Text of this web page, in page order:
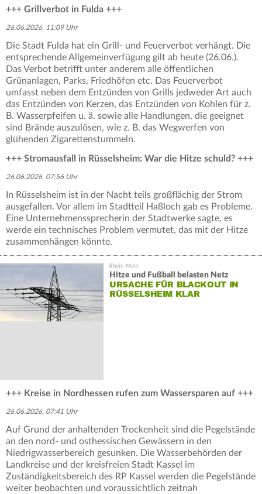
+++ Grillverbot in Fulda +++
26.06.2026, 11:09 Uhr
Die Stadt Fulda hat ein Grill- und Feuerverbot verhängt. Die
entsprechende Allgemeinverfügung gilt ab heute (26.06.).
Das Verbot betrifft unter anderem alle öffentlichen
Grünanlagen, Parks, Friedhöfen etc. Das Feuerverbot
umfasst neben dem Entzünden von Grills jedweder Art auch
das Entzünden von Kerzen, das Entzünden von Kohlen für z.
B. Wasserpfeifen u. ä. sowie alle Handlungen, die geeignet
sind Brände auszulösen, wie z. B. das Wegwerfen von
glühenden Zigarettenstummeln.
+++ Stromausfall in Rüsselsheim: War die Hitze schuld? +++
26.06.2026, 07:56 Uhr
In Rüsselsheim ist in der Nacht teils großflächig der Strom
ausgefallen. Vor allem im Stadtteil Haßloch gab es Probleme.
Eine Unternehmenssprecherin der Stadtwerke sagte, es
werde ein technisches Problem vermutet, das mit der Hitze
zusammenhängen könnte.
Hitze und Fußball belasten Netz
URSACHE FÜR BLACKOUT IN
RÜSSELSHEIM KLAR
+++ Kreise in Nordhessen rufen zum Wassersparen auf +++
26.06.2026, 07:41 Uhr
Auf Grund der anhaltenden Trockenheit sind die Pegelstände
an den nord- und osthessischen Gewässern in den
Niedrigwasserbereich gesunken. Die Wasserbehörden der
Landkreise und der kreisfreien Stadt Kassel im
Zuständigkeitsbereich des RP Kassel werden die Pegelstände
weiter beobachten und voraussichtlich zeitnah